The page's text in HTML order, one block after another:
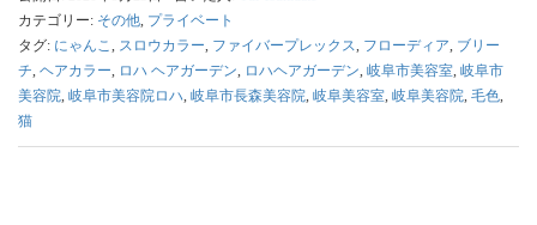
カテゴリー: その他, プライベート
タグ: にゃんこ, スロウカラー, ファイバープレックス, フローディア, ブリー
チ, ヘアカラー, ロハ ヘアガーデン, ロハヘアガーデン, 岐阜市美容室, 岐阜市
美容院, 岐阜市美容院ロハ, 岐阜市長森美容院, 岐阜美容室, 岐阜美容院, 毛色,
猫